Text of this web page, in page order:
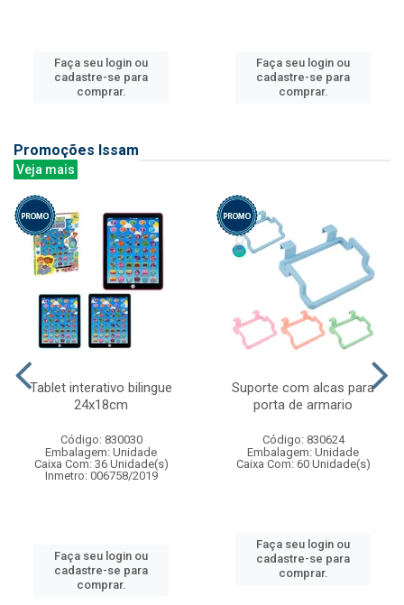
Faça seu login ou
cadastre-se para
comprar.
Faça seu login ou
cadastre-se para
comprar.
Promoções Issam
Veja mais
Tablet interativo bilingue
24x18cm
Código: 830030
Embalagem: Unidade
Caixa Com: 36 Unidade(s)
Inmetro: 006758/2019
Faça seu login ou
cadastre-se para
comprar.
Suporte com alcas para
porta de armario
Código: 830624
Embalagem: Unidade
Caixa Com: 60 Unidade(s)
Faça seu login ou
cadastre-se para
comprar.